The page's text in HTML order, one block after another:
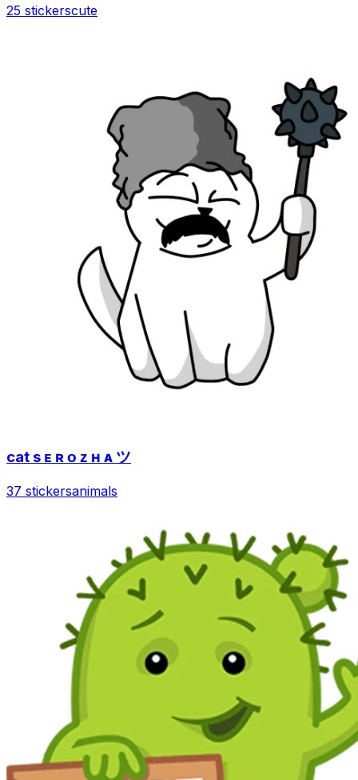
25 stickerscute
cat s ᴇ ʀ ᴏ ᴢ ʜ ᴀ ツ
37 stickersanimals